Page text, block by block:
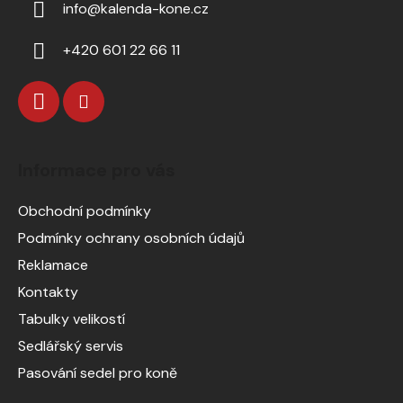
info@kalenda-kone.cz
+420 601 22 66 11
Obchodní podmínky
Podmínky ochrany osobních údajů
Reklamace
Kontakty
Tabulky velikostí
Sedlářský servis
Pasování sedel pro koně